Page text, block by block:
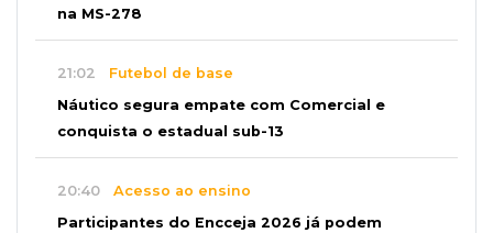
na MS-278
21:02 Futebol de base
Náutico segura empate com Comercial e
conquista o estadual sub-13
20:40 Acesso ao ensino
Participantes do Encceja 2026 já podem